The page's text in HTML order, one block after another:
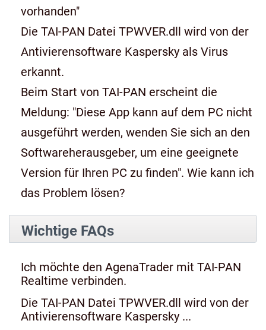
vorhanden"
Die TAI-PAN Datei TPWVER.dll wird von der
Antivierensoftware Kaspersky als Virus
erkannt.
Beim Start von TAI-PAN erscheint die
Meldung: "Diese App kann auf dem PC nicht
ausgeführt werden, wenden Sie sich an den
Softwareherausgeber, um eine geeignete
Version für Ihren PC zu finden". Wie kann ich
das Problem lösen?
Wichtige FAQs
Ich möchte den AgenaTrader mit TAI-PAN
Realtime verbinden.
Die TAI-PAN Datei TPWVER.dll wird von der
Antivierensoftware Kaspersky ...